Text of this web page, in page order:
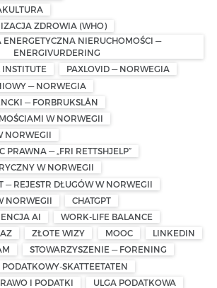
ZDROWIA (WHO)
ENERGETYCZNA NIERUCHOMOŚCI —
ENERGIVURDERING
PAXLOVID — NORWEGIA
— NORWEGIA
— FORBRUKSLÅN
W NORWEGII
NORWEGII
PRAWNA — „FRI RETTSHJELP”
W NORWEGII
— REJESTR DŁUGÓW W NORWEGII
NORWEGII
CHATGPT
AI
WORK-LIFE BALANCE
ZŁOTE WIZY MOOC
LINKEDIN
STOWARZYSZENIE — FORENING
SKATTEETATEN
I PODATKI
ULGA PODATKOWA